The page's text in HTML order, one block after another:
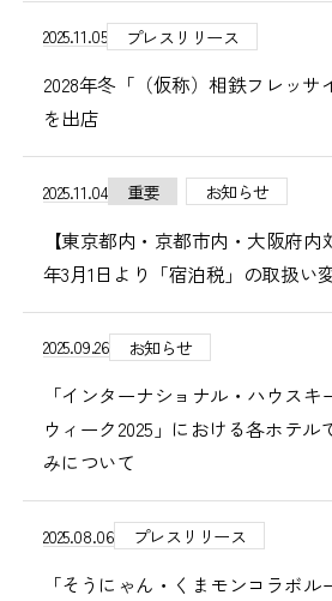
2025.11.05 プレスリリース
2028年冬「（仮称）相鉄フレッサ
を出店
2025.11.04 重要 お知らせ
【東京都内・京都市内・大阪府内
年3月1日より「宿泊税」の取扱い
2025.09.26 お知らせ
「インターナショナル・ハウスキ
ウィーク2025」における各ホテル
みについて
2025.08.06 プレスリリース
「そうにゃん・くまモンコラボル